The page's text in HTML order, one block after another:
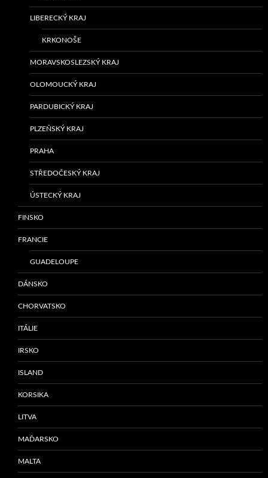
LIBERECKÝ KRAJ
KRKONOŠE
MORAVSKOSLEZSKÝ KRAJ
OLOMOUCKÝ KRAJ
PARDUBICKÝ KRAJ
PLZEŇSKÝ KRAJ
PRAHA
STŘEDOČESKÝ KRAJ
ÚSTECKÝ KRAJ
FINSKO
FRANCIE
GUADELOUPE
DÁNSKO
CHORVATSKO
ITÁLIE
IRSKO
ISLAND
KORSIKA
LITVA
MAĎARSKO
MALTA